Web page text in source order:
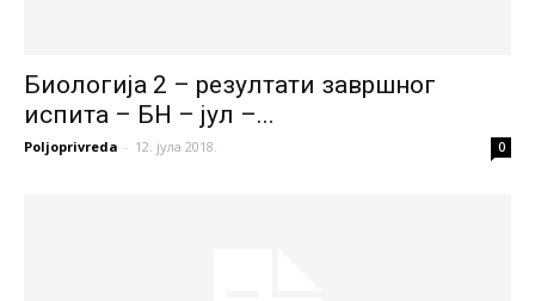
Биологија 2 – резултати завршног
испита – БН – јул –...
Poljoprivreda - 12. јула 2018. 0